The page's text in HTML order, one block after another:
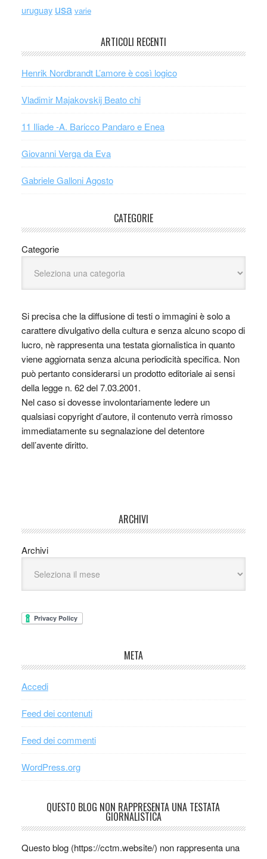
uruguay usa varie
ARTICOLI RECENTI
Henrik Nordbrandt L’amore è così logico
Vladimir Majakovskij Beato chi
11 Iliade -A. Baricco Pandaro e Enea
Giovanni Verga da Eva
Gabriele Galloni Agosto
CATEGORIE
Categorie
Si precisa che la diffusione di testi o immagini è solo a
carattere divulgativo della cultura e senza alcuno scopo di
lucro, nè rappresenta una testata giornalistica in quanto
viene aggiornata senza alcuna periodicità specifica. Non
può pertanto considerarsi un prodotto editoriale ai sensi
della legge n. 62 del 7.03.2001.
Nel caso si dovesse involontariamente ledere un
qualsiasi copyright d’autore, il contenuto verrà rimosso
immediatamente su segnalazione del detentore
dell’avente diritto.
ARCHIVI
Archivi
META
Accedi
Feed dei contenuti
Feed dei commenti
WordPress.org
QUESTO BLOG NON RAPPRESENTA UNA TESTATA
GIORNALISTICA
Questo blog (https://cctm.website/) non rappresenta una